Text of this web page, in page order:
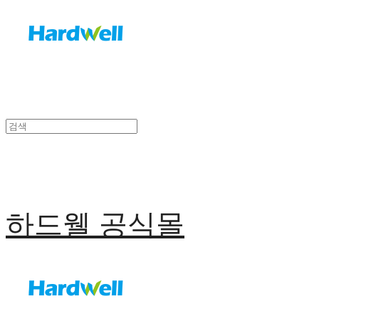
하드웰 공식몰